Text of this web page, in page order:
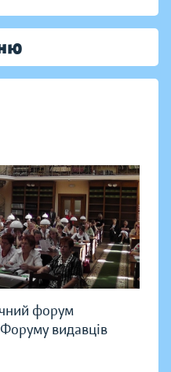
форум
видавців